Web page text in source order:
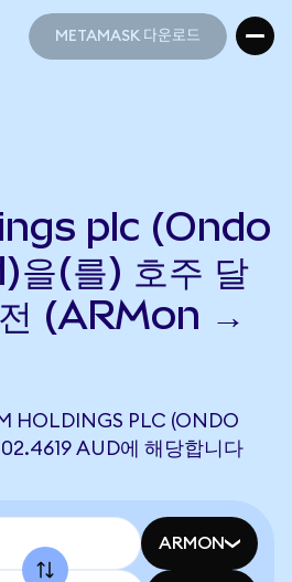
METAMASK 다운로드
plc (Ondo
(를) 호주 달
(ARMon →
HOLDINGS PLC (ONDO
AUD에 해당합니다
ARMON